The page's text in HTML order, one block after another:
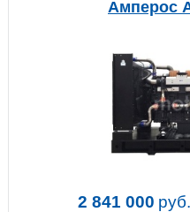
Амперос
2 841 000 руб.